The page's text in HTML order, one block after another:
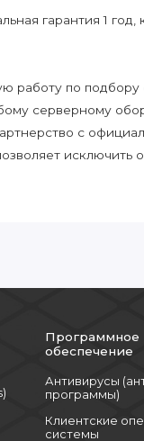
гарантия 1
работу по подбору
серверному
с
Программное
обеспечение
Антивирусы
программы)
Клиентские
системы